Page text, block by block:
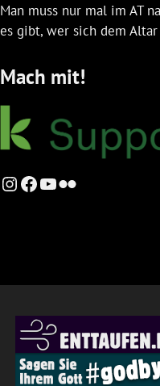
Man muss nur mal im AT
es gibt, wer sich dem
Mach mit!
Instagram
Facebook
YouTube
Flickr